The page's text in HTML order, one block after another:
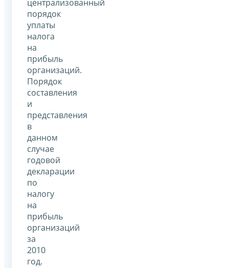
централизованный
порядок
уплаты
налога
на
прибыль
организаций.
Порядок
составления
и
представления
в
данном
случае
годовой
декларации
по
налогу
на
прибыль
организаций
за
2010
год.